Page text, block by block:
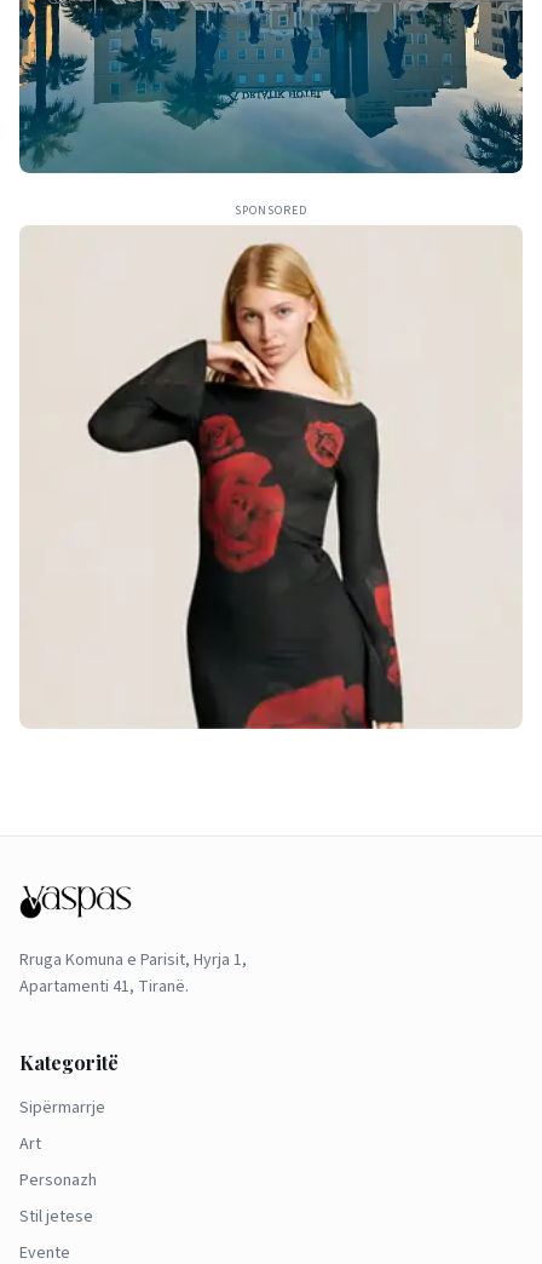
SPONSORED
Rruga Komuna e Parisit, Hyrja 1,
Apartamenti 41, Tiranë.
Kategoritë
Sipërmarrje
Art
Personazh
Stil jetese
Evente